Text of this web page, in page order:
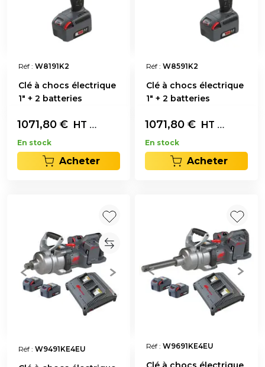
Réf : W8191K2
Clé à chocs électrique
1" + 2 batteries
1071,80 € HT L'unité
En stock
Acheter
Réf : W8591K2
Clé à chocs électrique
1" + 2 batteries
1071,80 € HT L'unité
En stock
Acheter
Réf : W9491KE4EU Réf : W9691KE4EU